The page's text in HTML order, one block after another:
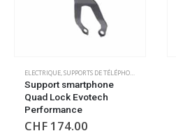
ELECTRIQUE,SUPPORTS DE TÉLÉPHONE/GPS
Support smartphone
Quad Lock Evotech
Performance
CHF 174.00